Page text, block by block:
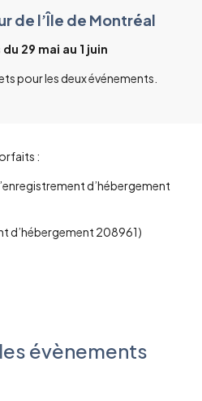
de l’Île de Montréal
29 mai au 1 juin
pour les deux événements.
:
d’hébergement
d’hébergement 208961)
évènements